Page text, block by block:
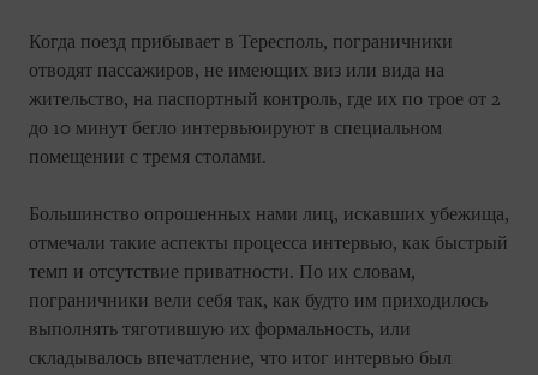
Когда поезд прибывает в Тересполь, пограничники
отводят пассажиров, не имеющих виз или вида на
жительство, на паспортный контроль, где их по трое от 2
до 10 минут бегло интервьюируют в специальном
помещении с тремя столами.
Большинство опрошенных нами лиц, искавших убежища,
отмечали такие аспекты процесса интервью, как быстрый
темп и отсутствие приватности. По их словам,
пограничники вели себя так, как будто им приходилось
выполнять тяготившую их формальность, или
складывалось впечатление, что итог интервью был